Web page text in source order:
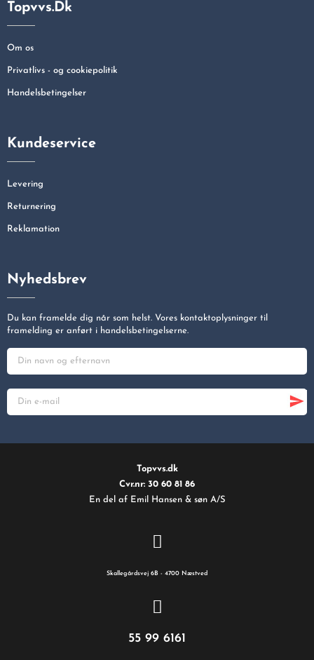
Topvvs.dk
Om os
Privatlivs - og cookiepolitik
Handelsbetingelser
Kundeservice
Levering
Returnering
Reklamation
Nyhedsbrev
Du kan framelde dig når som helst. Vores kontaktoplysninger til
framelding er anført i handelsbetingelserne.
Topvvs.dk
Cvr.nr: 30 60 81 86
En del af Emil Hansen & søn A/S
Skallegårdsvej 6B - 4700 Næstved
55 99 6161